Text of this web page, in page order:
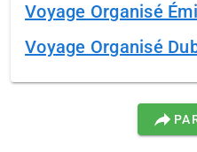
Voyage Organisé
Voyage Organisé